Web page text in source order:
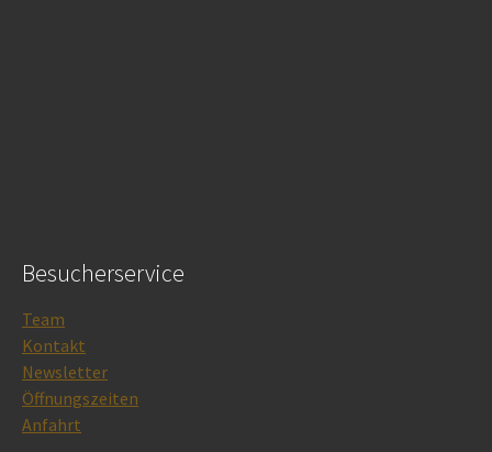
Besucherservice
Team
Kontakt
Newsletter
Öffnungszeiten
Anfahrt